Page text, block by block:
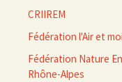
CRIIREM
Fédération l'Air et moi
Fédération Nature
Rhône-Alpes